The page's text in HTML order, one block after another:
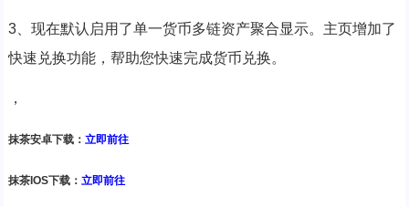
3、现在默认启用了单一货币多链资产聚合显示。主页增加了
快速兑换功能，帮助您快速完成货币兑换。
，
抹茶安卓下载： 立即前往
抹茶IOS下载： 立即前往